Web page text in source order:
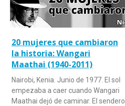
20 mujeres que cambiaron
la historia: Wangari
Maathai (1940-2011)
Nairobi, Kenia. Junio de 1977. El sol
empezaba a caer cuando Wangari
Maathai dejó de caminar. El sendero